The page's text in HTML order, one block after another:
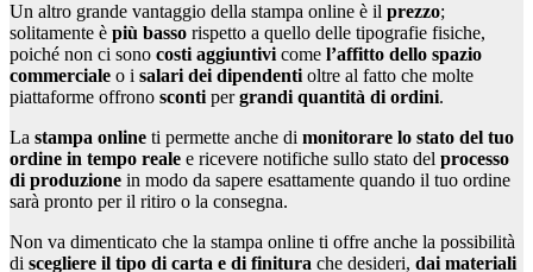
Un altro grande vantaggio della stampa online è il prezzo;
solitamente è più basso rispetto a quello delle tipografie fisiche,
poiché non ci sono costi aggiuntivicome l’affitto dello spazio
commerciale o i salari dei dipendentioltre al fatto che molte
piattaforme offrono scontipergrandi quantità di ordini.
La stampa online ti permette anche di monitorare lo stato del tuo
ordine in tempo reale e ricevere notifiche sullo stato del processo
di produzione in modo da sapere esattamente quando il tuo ordine
sarà pronto per il ritiro o la consegna.
Non va dimenticato che la stampa online ti offre anche la possibilità
di scegliere il tipo di carta e di finitura che desideri, dai materiali